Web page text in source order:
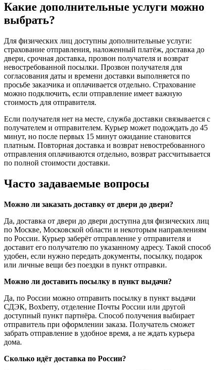
Какие дополнительные услуги можно
выбрать?
Для физических лиц доступны дополнительные услуги:
страхование отправления, наложенный платёж, доставка до
двери, срочная доставка, прозвон получателя и возврат
невостребованной посылки. Прозвон получателя для
согласования даты и времени доставки выполняется по
просьбе заказчика и оплачивается отдельно. Страхование
можно подключить, если отправление имеет важную
стоимость для отправителя.
Если получателя нет на месте, служба доставки связывается с
получателем и отправителем. Курьер может подождать до 45
минут, но после первых 15 минут ожидание становится
платным. Повторная доставка и возврат невостребованного
отправления оплачиваются отдельно, возврат рассчитывается
по полной стоимости доставки.
Часто задаваемые вопросы
Можно ли заказать доставку от двери до двери?
Да, доставка от двери до двери доступна для физических лиц
по Москве, Московской области и некоторым направлениям
по России. Курьер заберёт отправление у отправителя и
доставит его получателю по указанному адресу. Такой способ
удобен, если нужно передать документы, посылку, подарок
или личные вещи без поездки в пункт отправки.
Можно ли доставить посылку в пункт выдачи?
Да, по России можно отправить посылку в пункт выдачи
СДЭК, Boxberry, отделение Почты России или другой
доступный пункт партнёра. Способ получения выбирает
отправитель при оформлении заказа. Получатель сможет
забрать отправление в удобное время, а не ждать курьера
дома.
Сколько идёт доставка по России?